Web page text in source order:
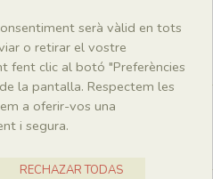
Génere
Montsechia
Localitat
serà vàlid en tots
o retirar el vostre
fent clic al botó "Preferències
la pantalla. Respectem les
a oferir-vos una
i segura.
RECHAZAR TODAS